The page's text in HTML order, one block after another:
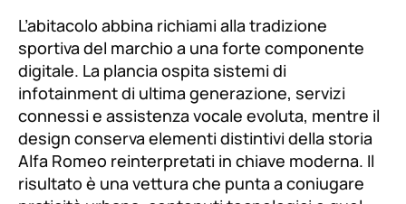
L’abitacolo abbina richiami alla tradizione
sportiva del marchio a una forte componente
digitale. La plancia ospita sistemi di
infotainment di ultima generazione, servizi
connessi e assistenza vocale evoluta, mentre il
design conserva elementi distintivi della storia
Alfa Romeo reinterpretati in chiave moderna. Il
risultato è una vettura che punta a coniugare